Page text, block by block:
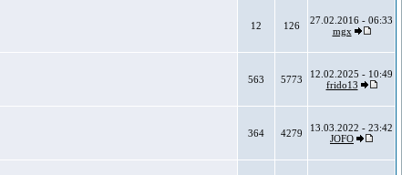
12 126
27.02.2016 - 06:33
mgx
563 5773
12.02.2025 - 10:49
frido13
364 4279
13.03.2022 - 23:42
JOFO